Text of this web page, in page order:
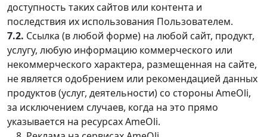
доступность таких сайтов или контента и
последствия их использования Пользователем.
7.2. Ссылка (в любой форме) на любой сайт, продукт,
услугу, любую информацию коммерческого или
некоммерческого характера, размещенная на сайте,
не является одобрением или рекомендацией данных
продуктов (услуг, деятельности) со стороны AmeOli,
за исключением случаев, когда на это прямо
указывается на ресурсах AmeOli.